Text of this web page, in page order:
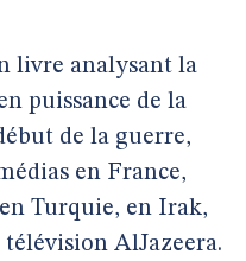
livre analysant la
puissance de la
de la guerre,
en France,
Turquie, en Irak,
AlJazeera.